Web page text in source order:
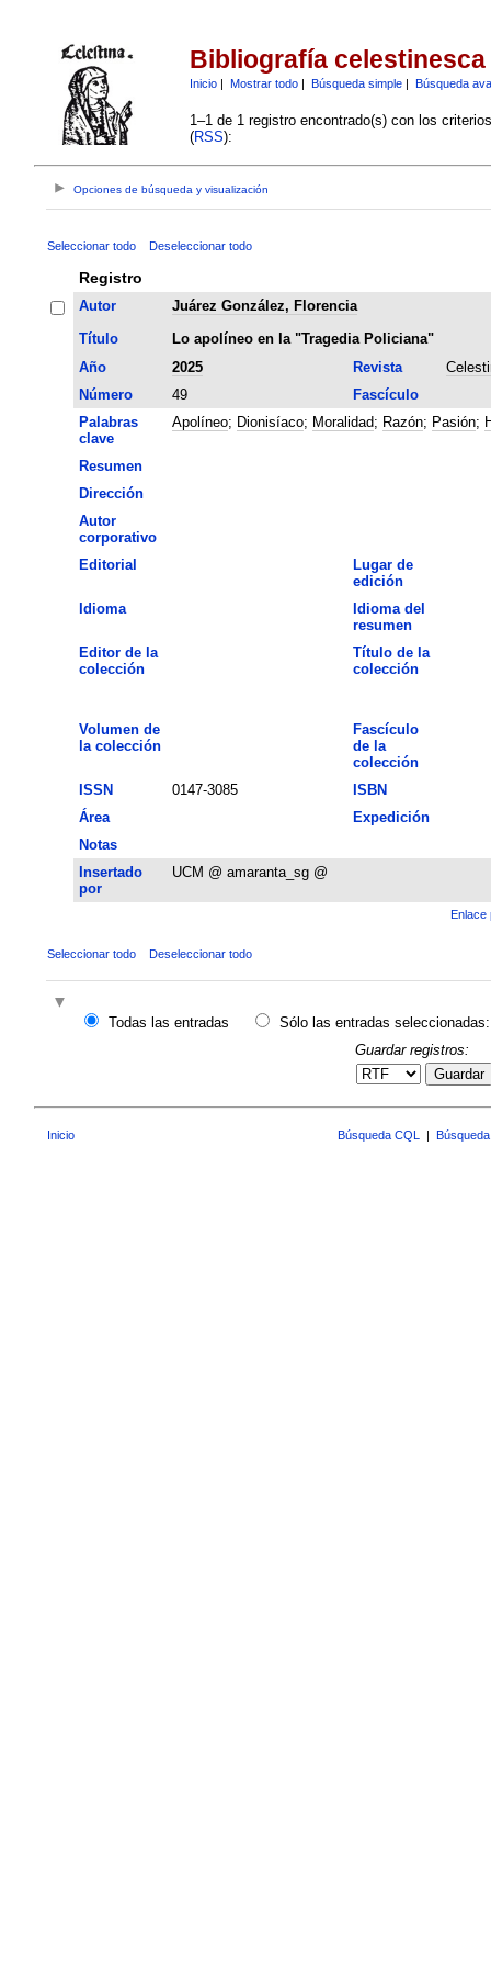
Bibliografía celestinesca
Inicio| Mostrar todo| Búsqueda simple| Búsqueda
1–1 de 1 registro encontrado(s) con los
(RSS):
Opciones de búsqueda y visualización
Seleccionar todo Deseleccionar todo
Registro
Autor
Juárez González, Florencia
Título
Lo apolíneo en la "Tragedia Policiana"
Año
2025 Revista
Número
49
Fascículo
Palabras
clave
Apolíneo; Dionisíaco; Moralidad; Razón; Pasión;
Resumen
Dirección
Autor
corporativo
Editorial
Lugar de
edición
Idioma
Idioma del
resumen
Editor de la
colección
Título de la
colección
Volumen de
la colección
Fascículo
de la
colección
ISSN
0147-3085
ISBN
Área
Expedición
Notas
Insertado
por
UCM @ amaranta_sg @
Enlace
Seleccionar todo Deseleccionar todo
Todas las entradas
Sólo las entradas seleccionadas:
Guardar registros:
Guardar
Inicio Búsqueda CQL